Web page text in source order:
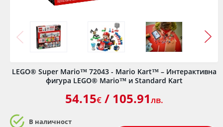
LEGO® Super Mario™ 72043 - Mario Kart™ – Интерактивна
фигура LEGO® Mario™ и Standard Kart
54.15€/ 105.91лв.
В наличност